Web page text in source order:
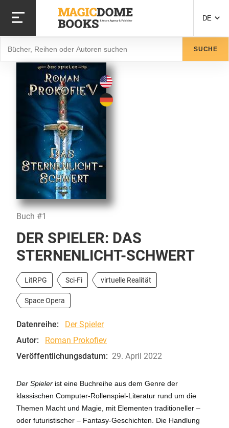
zum
Inhalt
DE
SUCHE
Buch #1
DER SPIELER: DAS
STERNENLICHT-SCHWERT
LitRPG Sci-Fi virtuelle Realität
Space Opera
Datenreihe:
Der Spieler
Autor:
Roman Prokofiev
Veröffentlichungsdatum: 29. April 2022
Der Spieler ist eine Buchreihe aus dem Genre der
klassischen Computer-Rollenspiel-Literatur rund um die
Themen Macht und Magie, mit Elementen traditioneller –
oder futuristischer – Fantasy-Geschichten. Die Handlung